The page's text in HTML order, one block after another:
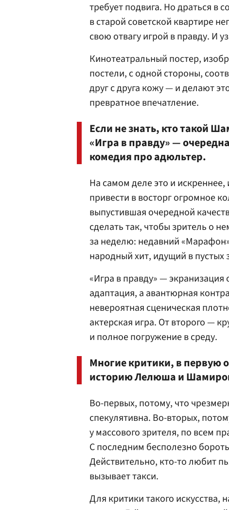
требует подвига. Но драться в
в старой советской квартире
свою отвагу игрой в правду. И
Кинотеатральный постер,
постели, с одной стороны,
друг с друга кожу — и делают
превратное впечатление.
Если не знать, кто такой
«Игра в правду» —
комедия про адюльтер.
На самом деле это и
привести в восторг огромное
выпустившая очередной
сделать так, чтобы зритель о
за неделю: недавний
народный хит, идущий в пустых
«Игра в правду» — экранизация
адаптация, а авантюрная
невероятная сценическая
актерская игра. От второго —
и полное погружение в среду.
Многие критики, в первую
историю Лелюша и
Во-первых, потому, что
спекулятивна. Во-вторых,
у массового зрителя, по всем
С последним бесполезно
Действительно, кто-то любит
вызывает такси.
Для критики такого искусства,